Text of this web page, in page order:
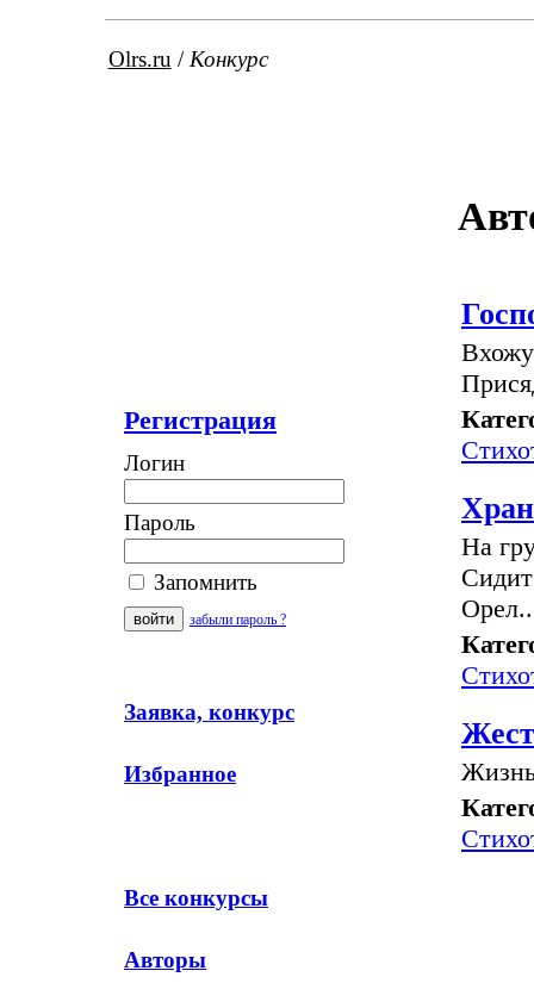
Olrs.ru / Конкурс
Регистрация
Логин
Пароль
Запомнить
забыли пароль ?
Заявка, конкурс
Избранное
Все конкурсы
Авторы
На
Сидит